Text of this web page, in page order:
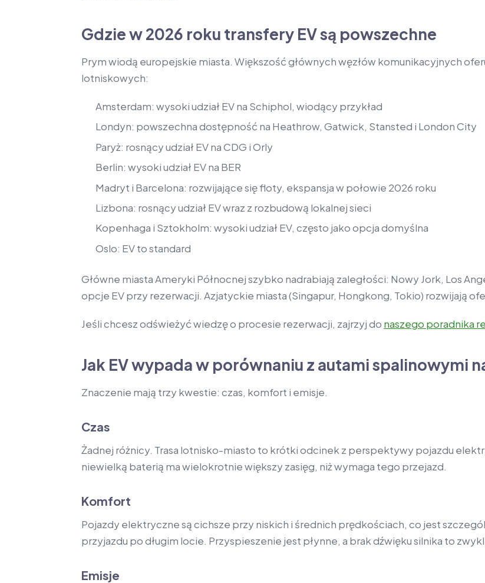
Gdzie w 2026 roku transfery EV są powszechne
Prym wiodą europejskie miasta. Większość głównych węzłów komunikacyjnych
lotniskowych:
Amsterdam: wysoki udział EV na Schiphol, wiodący przykład
Londyn: powszechna dostępność na Heathrow, Gatwick, Stansted i London City
Paryż: rosnący udział EV na CDG i Orly
Berlin: wysoki udział EV na BER
Madryt i Barcelona: rozwijające się floty, ekspansja w połowie 2026 roku
Lizbona: rosnący udział EV wraz z rozbudową lokalnej sieci
Kopenhaga i Sztokholm: wysoki udział EV, często jako opcja domyślna
Oslo: EV to standard
Główne miasta Ameryki Północnej szybko nadrabiają zaległości: Nowy Jork, Los
opcje EV przy rezerwacji. Azjatyckie miasta (Singapur, Hongkong, Tokio) rozwijają
Jeśli chcesz odświeżyć wiedzę o procesie rezerwacji, zajrzyj do naszego poradnika
Jak EV wypada w porównaniu z autami spalinowymi
Znaczenie mają trzy kwestie: czas, komfort i emisje.
Czas
Żadnej różnicy. Trasa lotnisko-miasto to krótki odcinek z perspektywy pojazdu
niewielką baterią ma wielokrotnie większy zasięg, niż wymaga tego przejazd.
Komfort
Pojazdy elektryczne są cichsze przy niskich i średnich prędkościach, co jest
przyjazdu po długim locie. Przyspieszenie jest płynne, a brak dźwięku silnika to
Emisje